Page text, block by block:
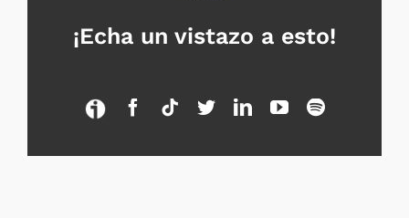
¡Echa un vistazo a esto!